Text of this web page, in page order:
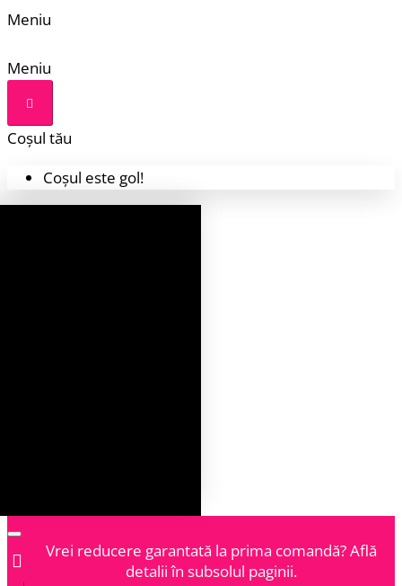
Meniu
Meniu
Coșul tău
Coșul este gol!
Vrei reducere garantată la prima comandă? Află
detalii în subsolul paginii.